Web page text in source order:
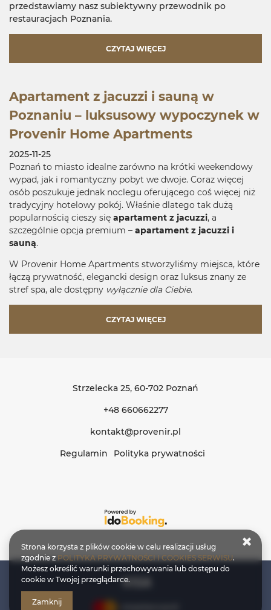
przedstawiamy nasz subiektywny przewodnik po
restauracjach Poznania.
CZYTAJ WIĘCEJ
Apartament z jacuzzi i sauną w
Poznaniu – luksusowy wypoczynek w
Provenir Home Apartments
2025-11-25
Poznań to miasto idealne zarówno na krótki weekendowy
wypad, jak i romantyczny pobyt we dwoje. Coraz więcej
osób poszukuje jednak noclegu oferującego coś więcej niż
tradycyjny hotelowy pokój. Właśnie dlatego tak dużą
popularnością cieszy się apartament z jacuzzi, a
szczególnie opcja premium – apartament z jacuzzi i
sauną.
W Provenir Home Apartments stworzyliśmy miejsca, które
łączą prywatność, elegancki design oraz luksus znany ze
stref spa, ale dostępny wyłącznie dla Ciebie.
CZYTAJ WIĘCEJ
Strzelecka 25, 60-702 Poznań
+48 660662277
kontakt@provenir.pl
Regulamin
Polityka prywatności
Strona korzysta z plików cookie w celu realizacji usług
zgodnie zPOLITYKA PRYWATNOŚCI I COOKIES SERWISU.
Możesz określić warunki przechowywania lub dostępu do
cookie w Twojej przeglądarce.
Zamknij